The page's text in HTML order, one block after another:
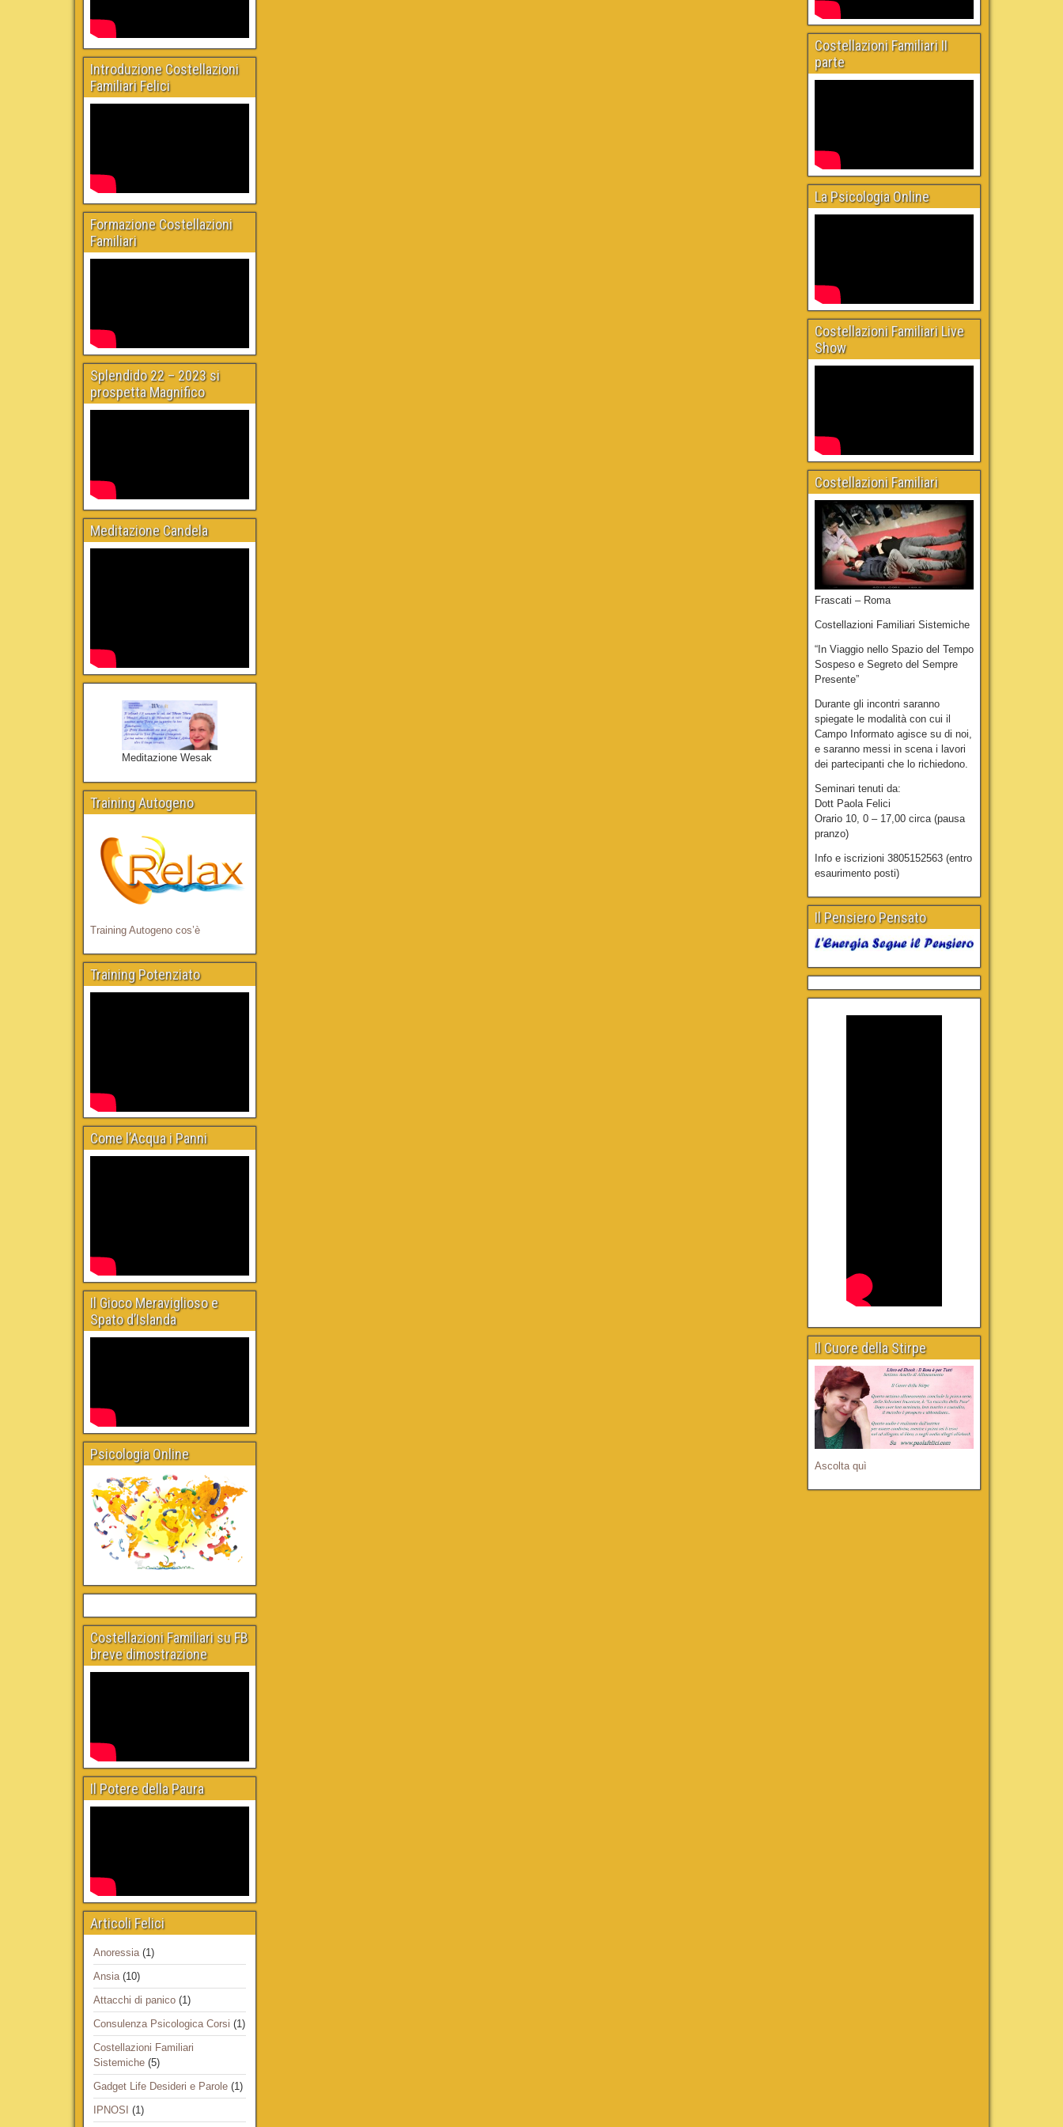
Introduzione Costellazioni
Familiari Felici
Formazione Costellazioni
Familiari
Splendido 22 – 2023 si
prospetta Magnifico
Meditazione Candela
Meditazione Wesak
Training Autogeno
Training Autogeno cos’è
Training Potenziato
Come l’Acqua i Panni
Il Gioco Meraviglioso e
Spato d’Islanda
Psicologia Online
Costellazioni Familiari su FB
breve dimostrazione
Il Potere della Paura
Articoli Felici
Anoressia(1)
Ansia(10)
Attacchi di panico(1)
Consulenza Psicologica Corsi (1)
Costellazioni Familiari
Sistemiche(5)
Gadget Life Desideri e Parole(1)
IPNOSI (1)
Costellazioni Familiari II
parte
La Psicologia Online
Costellazioni Familiari Live
Show
Costellazioni Familiari
Frascati – Roma
Costellazioni Familiari Sistemiche
“In Viaggio nello Spazio del Tempo
Sospeso e Segreto del Sempre
Presente”
Durante gli incontri saranno
spiegate le modalità con cui il
Campo Informato agisce su di noi,
e saranno messi in scena i lavori
dei partecipanti che lo richiedono.
Seminari tenuti da:
Dott Paola Felici
Orario 10, 0 – 17,00 circa (pausa
pranzo)
Info e iscrizioni 3805152563 (entro
esaurimento posti)
Il Pensiero Pensato
Il Cuore della Stirpe
Ascolta quì